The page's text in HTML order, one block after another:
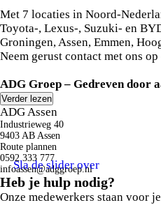
In de Toyota Prius heeft uw
prioriteit. In het
verkeersborden zien die u
Toyota u om veiliger te rijden.
behulpzaam als het gaat om een
keeping systeem signaleert en
rijstrooklijnen dreigt te
hellend wegdeel is een eitje
auto is ook uitgerust met head-
brake assist en
Indien u interesse heeft in deze
klaar voor een proefrit. We
ons meteen?
Met 7 locaties in Noord-
Toyota-, Lexus-, Suzuki- en
Groningen, Assen, Emmen,
Neem gerust contact met ons
ADG Groep – Gedreven door
Verder lezen
ADG Assen
Industrieweg 40
9403 AB Assen
Route plannen
0592 333 777
infoassen@adggroep.nl
Heb je hulp nodig?
Onze medewerkers staan voor
Sla de slider over